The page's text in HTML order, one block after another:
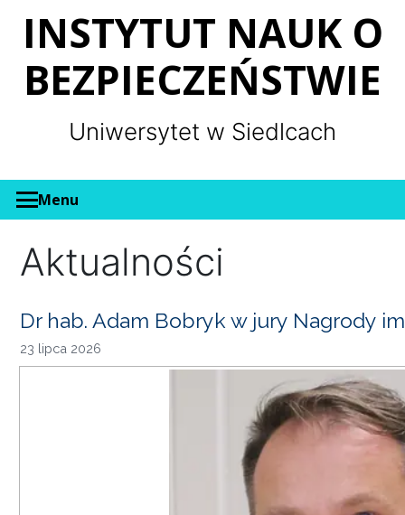
INSTYTUT NAUK O
BEZPIECZEŃSTWIE
Uniwersytet w Siedlcach
Menu
Aktualności
Dr hab. Adam Bobryk w jury Nagrody
23 lipca 2026